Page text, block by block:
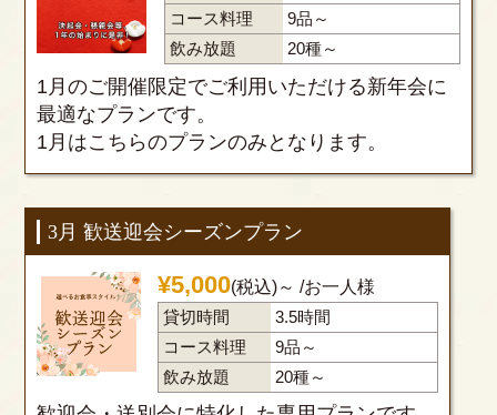
コース料理
9品～
飲み放題
20種～
1月のご開催限定でご利用いただける新年会に
最適なプランです。
1月はこちらのプランのみとなります。
3月 歓送迎会シーズンプラン
¥5,000(税込)～ /お一人様
貸切時間
3.5時間
コース料理
9品～
飲み放題
20種～